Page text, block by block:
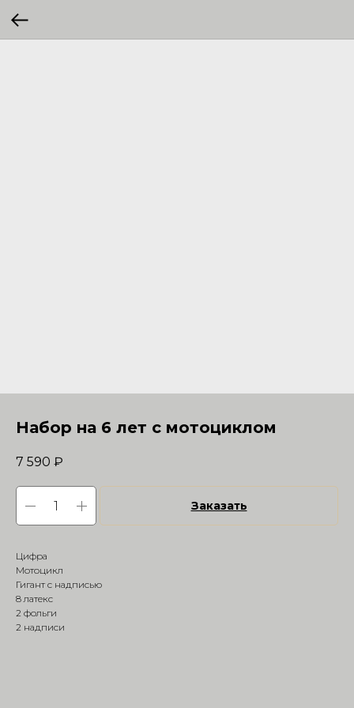
Набор на 6 лет с мотоциклом
7 590 ₽
Заказать
Цифра
Мотоцикл
Гигант с надписью
8 латекс
2 фольги
2 надписи